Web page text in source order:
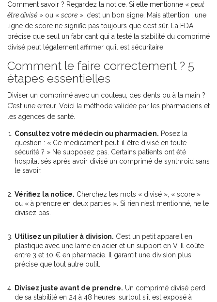
Comment savoir ? Regardez la notice. Si elle mentionne « peut
être divisé » ou « score », c’est un bon signe. Mais attention : une
ligne de score ne signifie pas toujours que c’est sûr. La FDA
précise que seul un fabricant qui a testé la stabilité du comprimé
divisé peut légalement affirmer qu’il est sécuritaire.
Comment le faire correctement ? 5
étapes essentielles
Diviser un comprimé avec un couteau, des dents ou à la main ?
C’est une erreur. Voici la méthode validée par les pharmaciens et
les agences de santé.
Consultez votre médecin ou pharmacien. Posez la
question : « Ce médicament peut-il être divisé en toute
sécurité ? » Ne supposez pas. Certains patients ont été
hospitalisés après avoir divisé un comprimé de synthroid sans
le savoir.
Vérifiez la notice. Cherchez les mots « divisé », « score »
ou « à prendre en deux parties ». Si rien n’est mentionné, ne le
divisez pas.
Utilisez un pilulier à division. C’est un petit appareil en
plastique avec une lame en acier et un support en V. Il coûte
entre 3 et 10 € en pharmacie. Il garantit une division plus
précise que tout autre outil.
Divisez juste avant de prendre. Un comprimé divisé perd
de sa stabilité en 24 à 48 heures, surtout s’il est exposé à